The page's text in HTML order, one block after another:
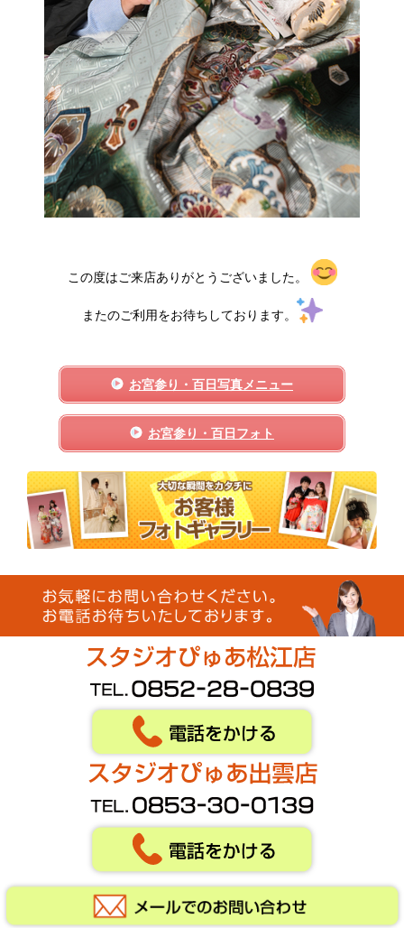
この度はご来店ありがとうございました。
またのご利用をお待ちしております。
お宮参り・百日写真メニュー
お宮参り・百日フォト